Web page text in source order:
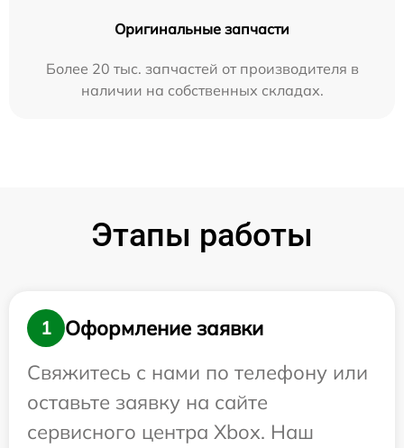
Оригинальные запчасти
Более 20 тыс. запчастей от производителя в
наличии на собственных складах.
Этапы работы
1
Оформление заявки
Свяжитесь с нами по телефону или
оставьте заявку на сайте
сервисного центра Xbox. Наш